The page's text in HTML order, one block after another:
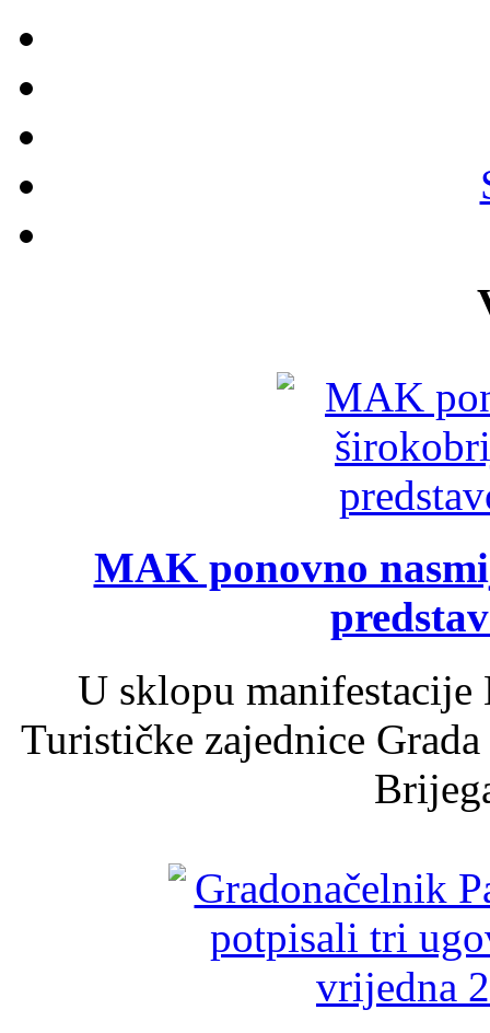
MAK ponovno
U sklopu
Turističke zajednice